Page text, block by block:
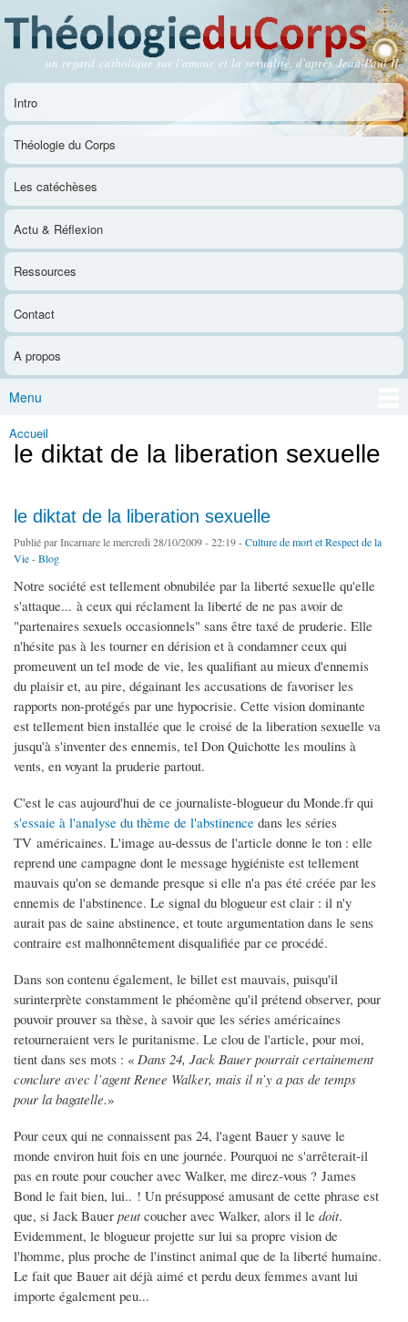
contenu
principal
Théologie du Corps
un regard catholique sur l'amour et la sexualité, d'après Jean-Paul II
Menu principal
Intro
Théologie du Corps
Les catéchèses
Actu & Réflexion
Ressources
Contact
A propos
Menu
Vous êtes ici
Accueil
le diktat de la liberation sexuelle
le diktat de la liberation sexuelle
Publié parIncarnarele mercredi 28/10/2009 - 22:19 -Culture de mort et Respect de la
Vie-Blog
Notre société est tellement obnubilée par la liberté sexuelle qu'elle
s'attaque... à ceux qui réclament la liberté de ne pas avoir de
"partenaires sexuels occasionnels" sans être taxé de pruderie. Elle
n'hésite pas à les tourner en dérision et à condamner ceux qui
promeuvent un tel mode de vie, les qualifiant au mieux d'ennemis
du plaisir et, au pire, dégainant les accusations de favoriser les
rapports non-protégés par une hypocrisie. Cette vision dominante
est tellement bien installée que le croisé de la liberation sexuelle va
jusqu'à s'inventer des ennemis, tel Don Quichotte les moulins à
vents, en voyant la pruderie partout.
C'est le cas aujourd'hui de ce journaliste-blogueur du Monde.fr qui
s'essaie à l'analyse du thème de l'abstinence dans les séries
TV américaines. L'image au-dessus de l'article donne le ton : elle
reprend une campagne dont le message hygiéniste est tellement
mauvais qu'on se demande presque si elle n'a pas été créée par les
ennemis de l'abstinence. Le signal du blogueur est clair : il n'y
aurait pas de saine abstinence, et toute argumentation dans le sens
contraire est malhonnêtement disqualifiée par ce procédé.
Dans son contenu également, le billet est mauvais, puisqu'il
surinterprète constamment le phéomène qu'il prétend observer, pour
pouvoir prouver sa thèse, à savoir que les séries américaines
retourneraient vers le puritanisme. Le clou de l'article, pour moi,
tient dans ses mots : « Dans 24, Jack Bauer pourrait certainement
conclure avec l’agent Renee Walker, mais il n’y a pas de temps
pour la bagatelle.»
Pour ceux qui ne connaissent pas 24, l'agent Bauer y sauve le
monde environ huit fois en une journée. Pourquoi ne s'arrêterait-il
pas en route pour coucher avec Walker, me direz-vous ? James
Bond le fait bien, lui.. ! Un présupposé amusant de cette phrase est
que, si Jack Bauer peutcoucher avec Walker, alors il le doit.
Evidemment, le blogueur projette sur lui sa propre vision de
l'homme, plus proche de l'instinct animal que de la liberté humaine.
Le fait que Bauer ait déjà aimé et perdu deux femmes avant lui
importe également peu...